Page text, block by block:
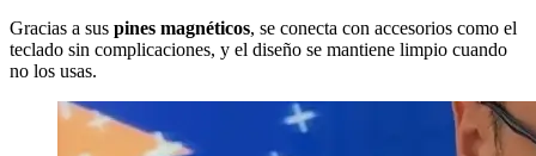
Gracias a sus pines magnéticos, se conecta con accesorios como el
teclado sin complicaciones, y el diseño se mantiene limpio cuando
no los usas.